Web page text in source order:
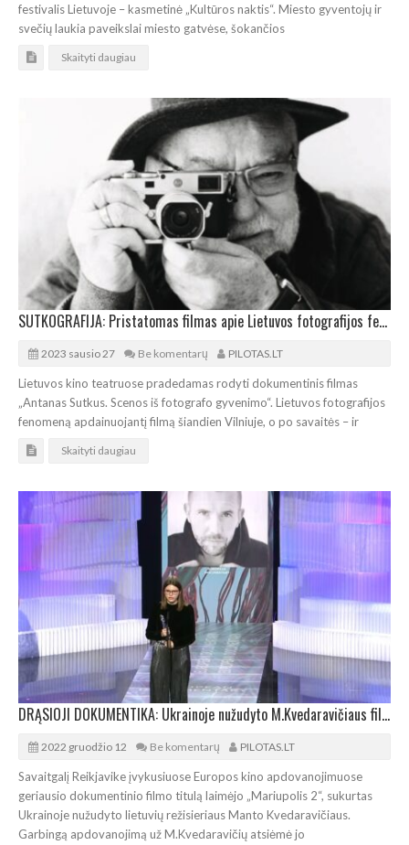
festivalis Lietuvoje – kasmetinė „Kultūros naktis“. Miesto gyventojų ir
svečių laukia paveikslai miesto gatvėse, šokančios
Skaityti daugiau
SUTKOGRAFIJA: Pristatomas filmas apie Lietuvos fotografijos fenomeną
2023 sausio 27 Be komentarų PILOTAS.LT
Lietuvos kino teatruose pradedamas rodyti dokumentinis filmas
„Antanas Sutkus. Scenos iš fotografo gyvenimo“. Lietuvos fotografijos
fenomeną apdainuojantį filmą šiandien Vilniuje, o po savaitės – ir
Skaityti daugiau
DRĄSIOJI DOKUMENTIKA: Ukrainoje nužudyto M.Kvedaravičiaus filmas – geriausias Europoje
2022 gruodžio 12 Be komentarų PILOTAS.LT
Savaitgalį Reikjavike įvykusiuose Europos kino apdovanojimuose
geriausio dokumentinio filmo titulą laimėjo „Mariupolis 2“, sukurtas
Ukrainoje nužudyto lietuvių režisieriaus Manto Kvedaravičiaus.
Garbingą apdovanojimą už M.Kvedaravičių atsiėmė jo